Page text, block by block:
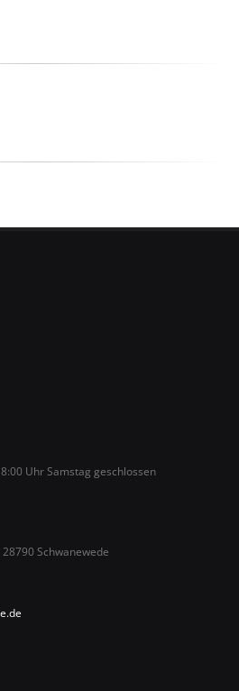
Uhr Samstag geschlossen
Schwanewede